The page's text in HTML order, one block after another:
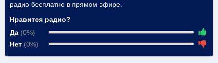
радио бесплатно в прямом эфире.
Нравится радио?
Да (0%)
Нет (0%)